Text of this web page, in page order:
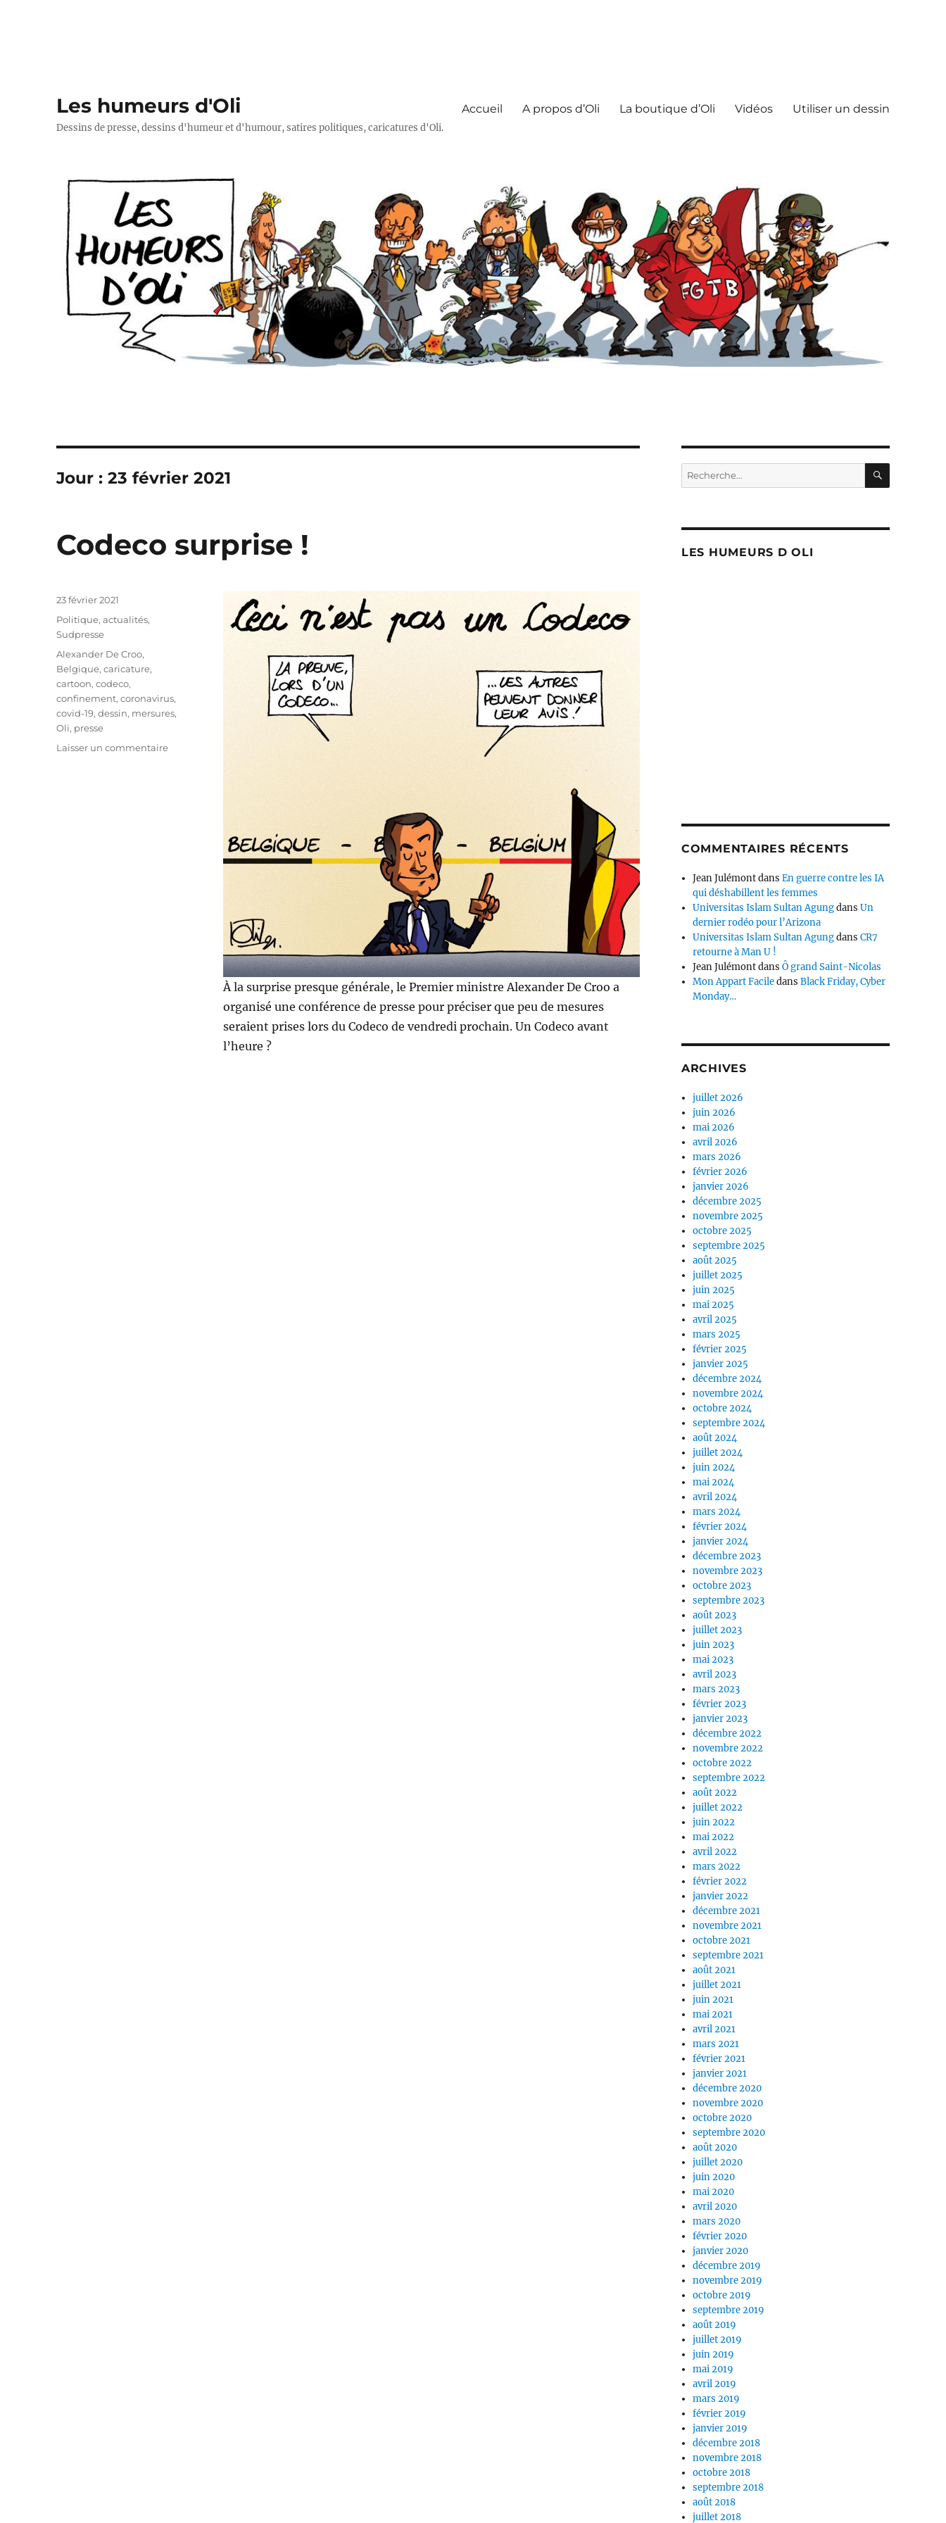
Les humeurs d'Oli
Dessins de presse, dessins d'humeur et d'humour, satires politiques, caricatures d'Oli.
Accueil A propos d’Oli La boutique d’Oli Vidéos Utiliser un dessin
Jour :23 février 2021
Codeco surprise !
À la surprise presque générale, le Premier ministre Alexander De Croo a
organisé une conférence de presse pour préciser que peu de mesures
seraient prises lors du Codeco de vendredi prochain. Un Codeco avant
l’heure ?
Publié
23 février 2021
Catégories
Politique, actualités,
Sudpresse
Étiquettes
Alexander De Croo,
Belgique,caricature,
cartoon,codeco,
confinement,coronavirus,
covid-19,dessin, mersures,
Oli, presse
Laisser un commentairesur
Recherche
pour :
LES HUMEURS D OLI
COMMENTAIRES RÉCENTS
Jean JulémontdansEn guerre contre les IA
qui déshabillent les femmes
Universitas Islam Sultan AgungdansUn
dernier rodéo pour l’Arizona
Universitas Islam Sultan AgungdansCR7
retourne à Man U !
Jean JulémontdansÔ grand Saint-Nicolas
Mon Appart FaciledansBlack Friday, Cyber
Monday…
ARCHIVES
juillet 2026
juin 2026
mai 2026
avril 2026
mars 2026
février 2026
janvier 2026
décembre 2025
novembre 2025
octobre 2025
septembre 2025
août 2025
juillet 2025
juin 2025
mai 2025
avril 2025
mars 2025
février 2025
janvier 2025
décembre 2024
novembre 2024
octobre 2024
septembre 2024
août 2024
juillet 2024
juin 2024
mai 2024
avril 2024
mars 2024
février 2024
janvier 2024
décembre 2023
novembre 2023
octobre 2023
septembre 2023
août 2023
juillet 2023
juin 2023
mai 2023
avril 2023
mars 2023
février 2023
janvier 2023
décembre 2022
novembre 2022
octobre 2022
septembre 2022
août 2022
juillet 2022
juin 2022
mai 2022
avril 2022
mars 2022
février 2022
janvier 2022
décembre 2021
novembre 2021
octobre 2021
septembre 2021
août 2021
juillet 2021
juin 2021
mai 2021
avril 2021
mars 2021
février 2021
janvier 2021
décembre 2020
novembre 2020
octobre 2020
septembre 2020
août 2020
juillet 2020
juin 2020
mai 2020
avril 2020
mars 2020
février 2020
janvier 2020
décembre 2019
novembre 2019
octobre 2019
septembre 2019
août 2019
juillet 2019
juin 2019
mai 2019
avril 2019
mars 2019
février 2019
janvier 2019
décembre 2018
novembre 2018
octobre 2018
septembre 2018
août 2018
juillet 2018